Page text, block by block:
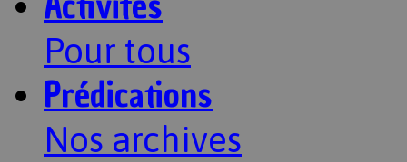
Pour tous
Prédications
Nos archives